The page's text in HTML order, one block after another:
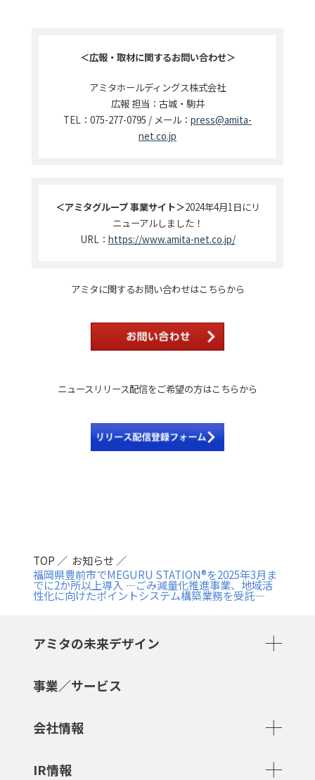
＜広報・取材に関するお問い合わせ＞
アミタホールディングス株式会社
広報 担当：古城・駒井
TEL：075-277-0795 / メール： press@amita-
net.co.jp
＜アミタグループ 事業サイト＞2024年4月1日にリ
ニューアルしました！
URL： https://www.amita-net.co.jp/
アミタに関するお問い合わせはこちらから
ニュースリリース配信をご希望の方はこちらから
TOP
お知らせ
福岡県豊前市でMEGURU STATION®を2025年3月ま
でに2か所以上導入 ―ごみ減量化推進事業、地域活
性化に向けたポイントシステム構築業務を受託―
アミタの未来デザイン
事業／サービス
会社情報
IR情報